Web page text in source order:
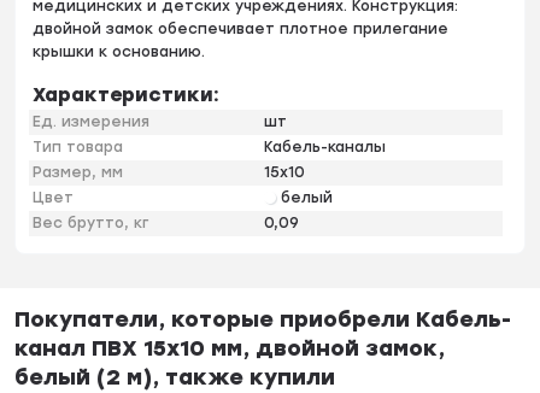
медицинских и детских учреждениях. Конструкция:
двойной замок обеспечивает плотное прилегание
крышки к основанию.
Характеристики:
Ед. измерения
шт
Тип товара
Кабель-каналы
Размер, мм
15х10
Цвет
белый
Вес брутто, кг
0,09
Покупатели, которые приобрели Кабель-
канал ПВХ 15х10 мм, двойной замок,
белый (2 м), также купили